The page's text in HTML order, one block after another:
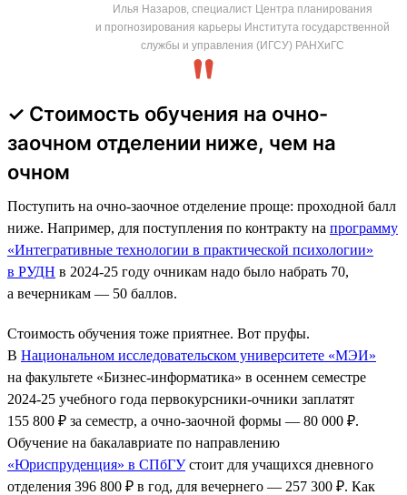
Илья Назаров, специалист Центра планирования
и прогнозирования карьеры Института государственной
службы и управления (ИГСУ) РАНХиГС
✓ Стоимость обучения на очно-
заочном отделении ниже, чем на
очном
Поступить на очно-заочное отделение проще: проходной балл
ниже. Например, для поступления по контракту на программу
«Интегративные технологии в практической психологии»
в РУДН в 2024-25 году очникам надо было набрать 70,
а вечерникам — 50 баллов.
Стоимость обучения тоже приятнее. Вот пруфы.
В Национальном исследовательском университете «МЭИ»
на факультете «Бизнес-информатика» в осеннем семестре
2024-25 учебного года первокурсники-очники заплатят
155 800 ₽ за семестр, а очно-заочной формы — 80 000 ₽.
Обучение на бакалавриате по направлению
«Юриспруденция» в СПбГУстоит для учащихся дневного
отделения 396 800 ₽ в год, для вечернего — 257 300 ₽. Как